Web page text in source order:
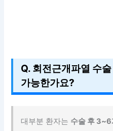
Q. 회전근개파열 수
가능한가요?
대부분 환자는 수술 후 3~6